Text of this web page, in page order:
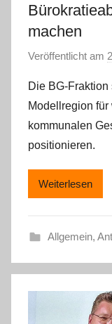
machen
Veröffentlicht am
Die BG-
Modellregion
kommunalen
positionieren.
Weiterlesen
Allgemein,